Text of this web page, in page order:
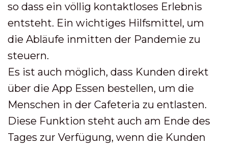
so dass ein völlig kontaktloses Erlebnis
entsteht. Ein wichtiges Hilfsmittel, um
die Abläufe inmitten der Pandemie zu
steuern.
Es ist auch möglich, dass Kunden direkt
über die App Essen bestellen, um die
Menschen in der Cafeteria zu entlasten.
Diese Funktion steht auch am Ende des
Tages zur Verfügung, wenn die Kunden